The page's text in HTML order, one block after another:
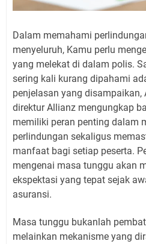
Dalam memahami
menyeluruh, Kamu perlu
yang melekat di dalam polis.
sering kali kurang dipahami
penjelasan yang disampaikan,
direktur Allianz mengungkap
memiliki peran penting dalam
perlindungan sekaligus
manfaat bagi setiap peserta.
mengenai masa tunggu akan
ekspektasi yang tepat sejak
asuransi.
Masa tunggu bukanlah
melainkan mekanisme yang